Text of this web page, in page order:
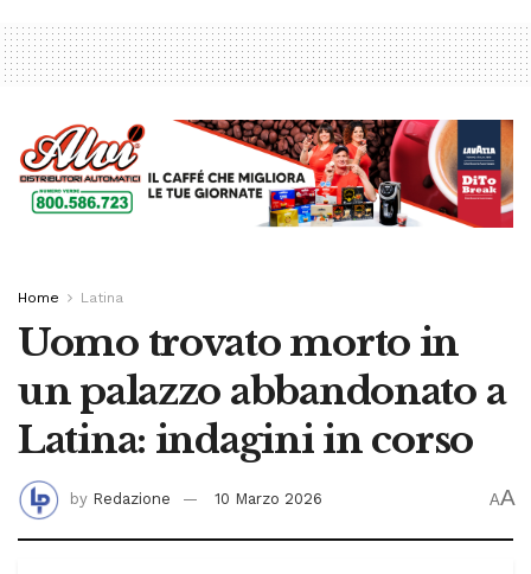
Home Latina
Uomo trovato morto in
un palazzo abbandonato a
Latina: indagini in corso
by Redazione 10 Marzo 2026 AA